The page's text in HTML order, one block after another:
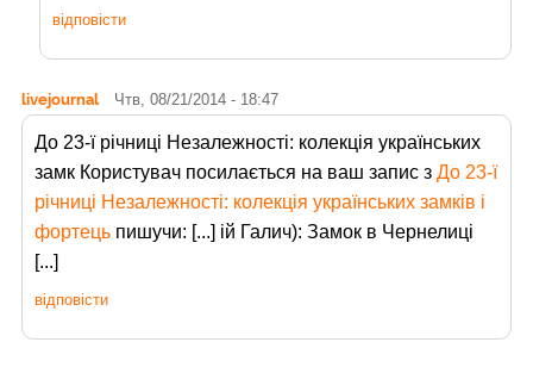
відповісти
livejournal Чтв, 08/21/2014 - 18:47
До 23-ї річниці Незалежності: колекція українських
замк Користувач посилається на ваш запис з До 23-ї
річниці Незалежності: колекція українських замків і
фортець пишучи: [...] ій Галич): Замок в Чернелиці
[...]
відповісти